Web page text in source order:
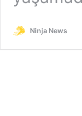
Ninja News